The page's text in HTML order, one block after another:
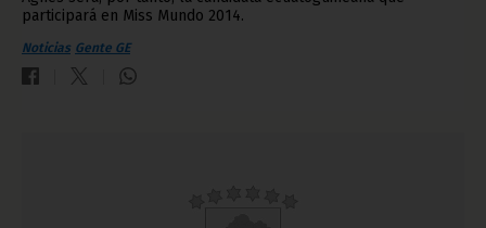
participará en Miss Mundo 2014.
Noticias Gente GE